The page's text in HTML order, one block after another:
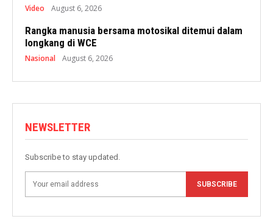
Video August 6, 2026
Rangka manusia bersama motosikal ditemui dalam
longkang di WCE
Nasional August 6, 2026
NEWSLETTER
Subscribe to stay updated.
SUBSCRIBE